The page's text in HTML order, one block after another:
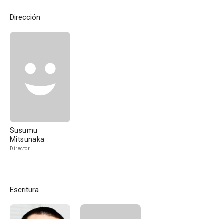
Dirección
Susumu
Mitsunaka
Director
Escritura